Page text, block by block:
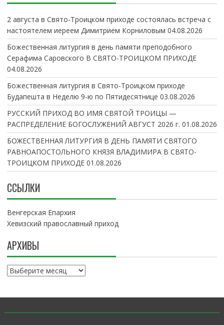
2 августа в Свято-Троицком приходе состоялась встреча с
настоятелем иереем Димитрием Корниловым 04.08.2026
Божественная литургия в день памяти преподобного
Серафима Саровского В СВЯТО-ТРОИЦКОМ ПРИХОДЕ
04.08.2026
Божественная литургия в Свято-Троицком приходе
Будапешта в Неделю 9-ю по Пятидесятнице 03.08.2026
РУССКИЙ ПРИХОД ВО ИМЯ СВЯТОЙ ТРОИЦЫ —
РАСПРЕДЕЛЕНИЕ БОГОСЛУЖЕНИЙ АВГУСТ 2026 г. 01.08.2026
БОЖЕСТВЕННАЯ ЛИТУРГИЯ В ДЕНЬ ПАМЯТИ СВЯТОГО
РАВНОАПОСТОЛЬНОГО КНЯЗЯ ВЛАДИМИРА В СВЯТО-
ТРОИЦКОМ ПРИХОДЕ 01.08.2026
ССЫЛКИ
Венгерская Епархия
Хевизский православный приход
АРХИВЫ
А
в